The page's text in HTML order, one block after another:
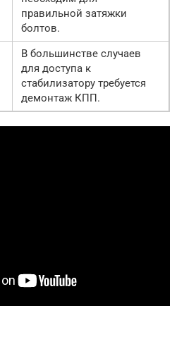
правильной затяжки
болтов.
В большинстве случаев
для доступа к
стабилизатору требуется
демонтаж КПП.